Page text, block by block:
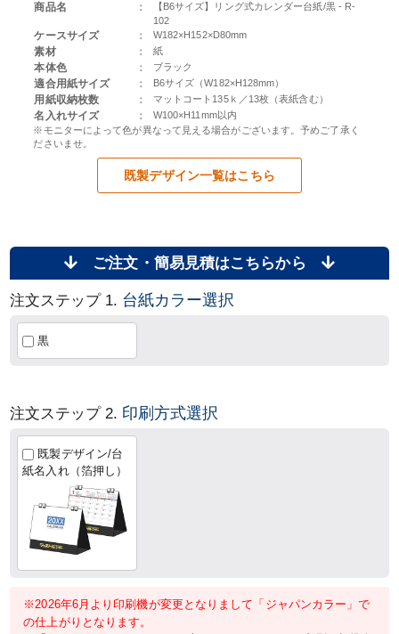
商品名 ：
【B6サイズ】リング式カレンダー台紙/黒 - R-
102
ケースサイズ ： W182×H152×D80mm
素材 ： 紙
本体色 ： ブラック
適合用紙サイズ ： B6サイズ（W182×H128mm）
用紙収納枚数 ： マットコート135ｋ／13枚（表紙含む）
名入れサイズ ：
W100×H11mm以内
※モニターによって色が異なって見える場合がございます。予めご了承く
ださいませ。
既製デザイン一覧はこちら
ご注文・簡易見積はこちらから
注文ステップ 1. 台紙カラー選択
黒
注文ステップ 2. 印刷方式選択
既製デザイン/台
紙名入れ（箔押し）
※2026年6月より印刷機が変更となりまして「ジャパンカラー」で
の仕上がりとなります。